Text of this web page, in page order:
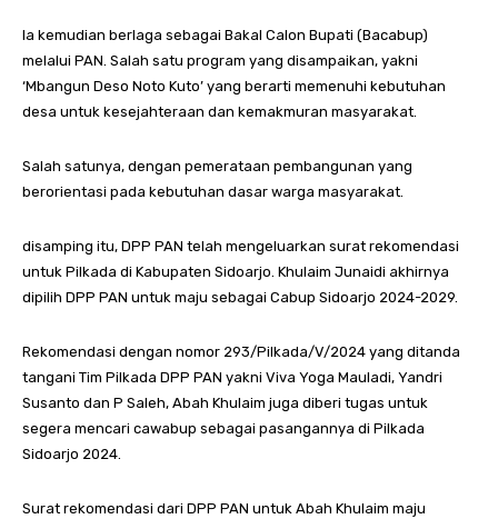
Ia kemudian berlaga sebagai Bakal Calon Bupati (Bacabup)
melalui PAN. Salah satu program yang disampaikan, yakni
‘Mbangun Deso Noto Kuto’ yang berarti memenuhi kebutuhan
desa untuk kesejahteraan dan kemakmuran masyarakat.
Salah satunya, dengan pemerataan pembangunan yang
berorientasi pada kebutuhan dasar warga masyarakat.
disamping itu, DPP PAN telah mengeluarkan surat rekomendasi
untuk Pilkada di Kabupaten Sidoarjo. Khulaim Junaidi akhirnya
dipilih DPP PAN untuk maju sebagai Cabup Sidoarjo 2024-2029.
Rekomendasi dengan nomor 293/Pilkada/V/2024 yang ditanda
tangani Tim Pilkada DPP PAN yakni Viva Yoga Mauladi, Yandri
Susanto dan P Saleh, Abah Khulaim juga diberi tugas untuk
segera mencari cawabup sebagai pasangannya di Pilkada
Sidoarjo 2024.
Surat rekomendasi dari DPP PAN untuk Abah Khulaim maju